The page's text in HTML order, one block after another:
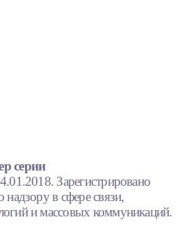
серии
Зарегистрировано
в сфере связи,
и массовых коммуникаций.